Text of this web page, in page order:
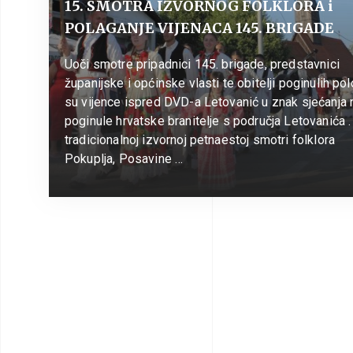
15. SMOTRA IZVORNOG FOLKLORA i
POLAGANJE VIJENACA 145. BRIGADE
Uoči smotre pripadnici 145. brigade, predstavnici
županijske i općinske vlasti te obitelji poginulih
su vijence ispred DVD-a Letovanić u znak sjećanja
poginule hrvatske branitelje s područja Letovanića .
tradicionalnoj izvornoj petnaestoj smotri folklora
Pokuplja, Posavine …